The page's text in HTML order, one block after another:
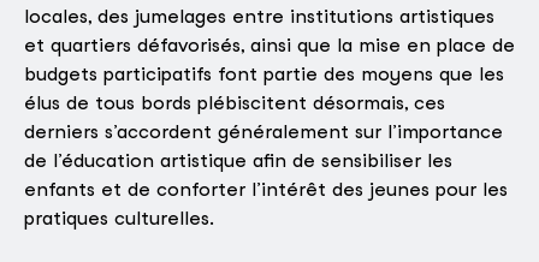
locales, des jumelages entre institutions artistiques
et quartiers défavorisés, ainsi que la mise en place de
budgets participatifs font partie des moyens que les
élus de tous bords plébiscitent désormais, ces
derniers s’accordent généralement sur l’importance
de l’éducation artistique afin de sensibiliser les
enfants et de conforter l’intérêt des jeunes pour les
pratiques culturelles.